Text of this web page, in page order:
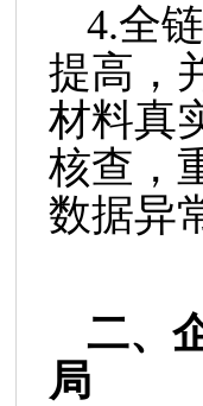
4.全
提高，
材料真
核查，
数据异
二、
局